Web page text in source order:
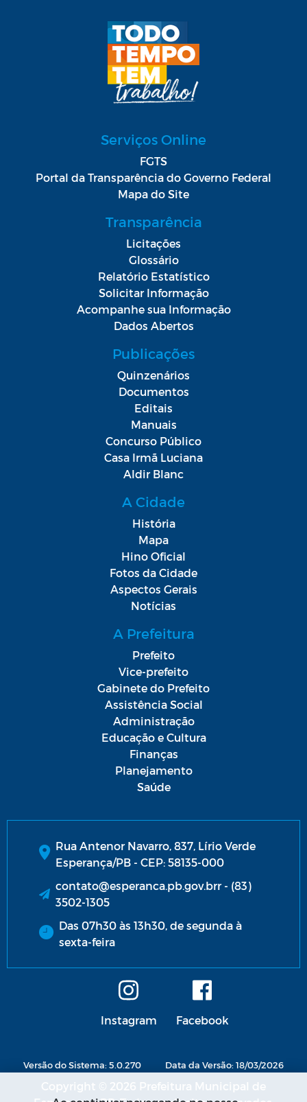
Serviços Online
FGTS
Portal da Transparência do Governo Federal
Mapa do Site
Transparência
Licitações
Glossário
Relatório Estatístico
Solicitar Informação
Acompanhe sua Informação
Dados Abertos
Publicações
Quinzenários
Documentos
Editais
Manuais
Concurso Público
Casa Irmã Luciana
Aldir Blanc
A Cidade
História
Mapa
Hino Oficial
Fotos da Cidade
Aspectos Gerais
Notícias
A Prefeitura
Prefeito
Vice-prefeito
Gabinete do Prefeito
Assistência Social
Administração
Educação e Cultura
Finanças
Planejamento
Saúde
Rua Antenor Navarro, 837, Lírio Verde
Esperança/PB - CEP: 58135-000
contato@esperanca.pb.gov.brr - (83)
3502-1305
Das 07h30 às 13h30, de segunda à
sexta-feira
Instagram Facebook
Versão do Sistema: 5.0.270 Data da Versão: 18/03/2026
Copyright © 2026 Prefeitura Municipal de